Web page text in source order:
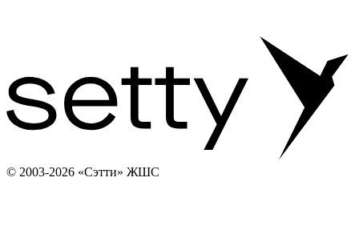
© 2003-2026 «Сэтти» ЖШС